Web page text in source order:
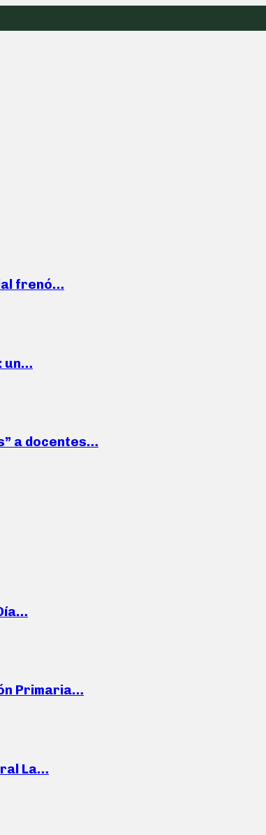
frenó…
un…
a docentes…
Primaria…
La…